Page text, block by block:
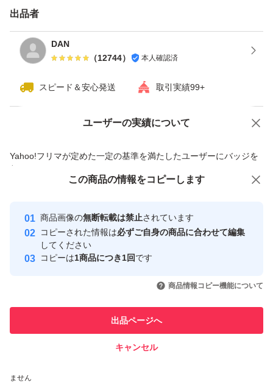
出品者
DAN
（12744） 本人確認済
スピード＆安心発送 取引実績99+
ユーザーの実績について
Yahoo!フリマが定めた一定の基準を満たしたユーザーにバッジを
付与しています
安心取引出品者
心・安全なユーザーです
取引実績
引を完了させた実績があります
での取引実績があります
ません
価格の相談 商品への質問
この商品の情報をコピーします
商品画像の無断転載は禁止されています
コピーされた情報は必ずご自身の商品に合わせて編集
してください
コピーは1商品につき1回です
商品情報コピー機能について
出品ページへ
キャンセル
この商品をみている人にオススメ